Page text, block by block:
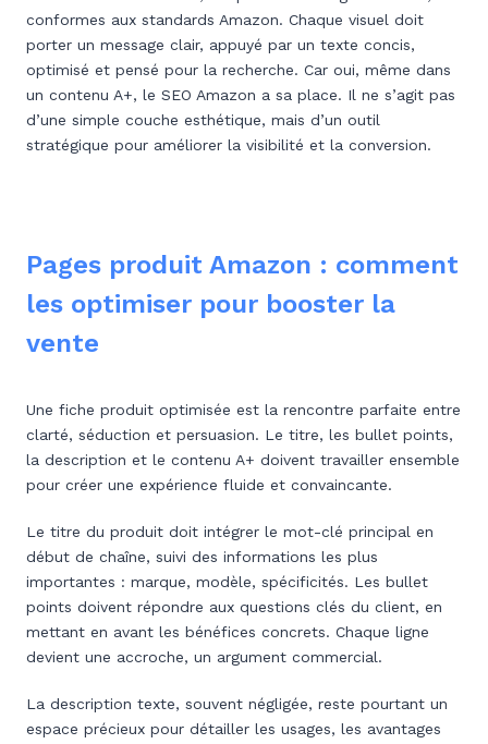
conformes aux standards Amazon. Chaque visuel doit
porter un message clair, appuyé par un texte concis,
optimisé et pensé pour la recherche. Car oui, même dans
un contenu A+, le SEO Amazon a sa place. Il ne s’agit pas
d’une simple couche esthétique, mais d’un outil
stratégique pour améliorer la visibilité et la conversion.
Pages produit Amazon : comment
les optimiser pour booster la
vente
Une fiche produit optimisée est la rencontre parfaite entre
clarté, séduction et persuasion. Le titre, les bullet points,
la description et le contenu A+ doivent travailler ensemble
pour créer une expérience fluide et convaincante.
Le titre du produit doit intégrer le mot-clé principal en
début de chaîne, suivi des informations les plus
importantes : marque, modèle, spécificités. Les bullet
points doivent répondre aux questions clés du client, en
mettant en avant les bénéfices concrets. Chaque ligne
devient une accroche, un argument commercial.
La description texte, souvent négligée, reste pourtant un
espace précieux pour détailler les usages, les avantages